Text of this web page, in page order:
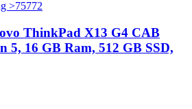
ThinkPad X13 G4 CAB
5, 16 GB Ram, 512 GB SSD,